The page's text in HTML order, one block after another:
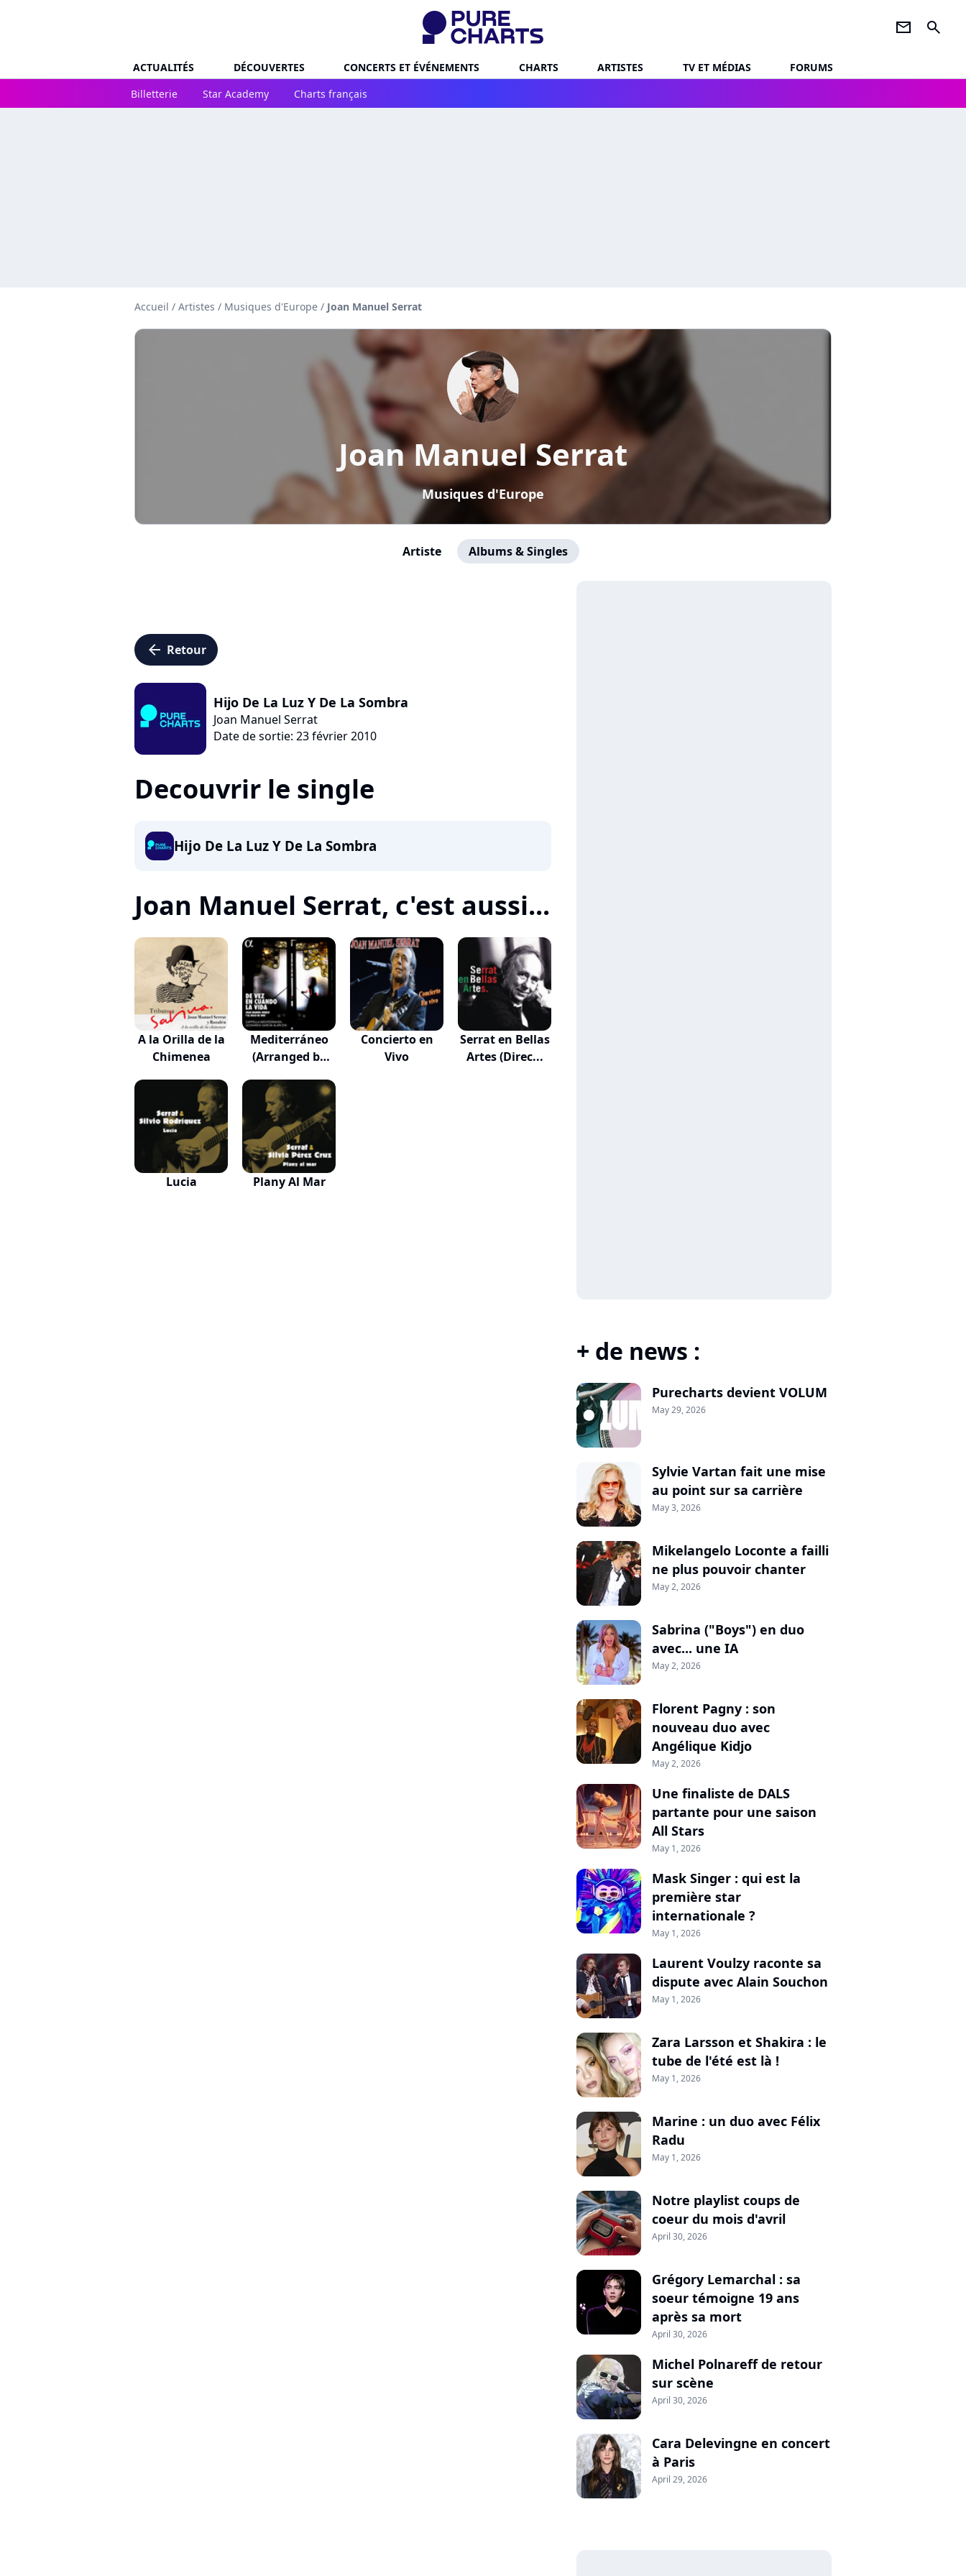
newsletter search
ACTUALITÉS DÉCOUVERTES CONCERTS ET ÉVÉNEMENTS CHARTS ARTISTES TV ET MÉDIAS
FORUMS
Billetterie
Star Academy Charts français
Accueil / Artistes / Musiques d'Europe / Joan Manuel Serrat
Joan Manuel Serrat
Musiques d'Europe
Artiste Albums & Singles
arrow_left Retour
Hijo De La Luz Y De La Sombra
Joan Manuel Serrat
Date de sortie: 23 février 2010
Decouvrir le single
Hijo De La Luz Y De La Sombra
Joan Manuel Serrat, c'est aussi...
A la Orilla de la
Chimenea
Mediterráneo
(Arranged by
Concierto en
Vivo
Serrat en Bellas
Artes (Direc...
Lucia Plany Al Mar
+ de news :
Purecharts devient VOLUM
May 29, 2026
Sylvie Vartan fait une mise
au point sur sa carrière
May 3, 2026
Mikelangelo Loconte a failli
ne plus pouvoir chanter
May 2, 2026
Sabrina ("Boys") en duo
avec... une IA
May 2, 2026
Florent Pagny : son
nouveau duo avec
Angélique Kidjo
May 2, 2026
Une finaliste de DALS
partante pour une saison
All Stars
May 1, 2026
Mask Singer : qui est la
première star
internationale ?
May 1, 2026
Laurent Voulzy raconte sa
dispute avec Alain Souchon
May 1, 2026
Zara Larsson et Shakira : le
tube de l'été est là !
May 1, 2026
Marine : un duo avec Félix
Radu
May 1, 2026
Notre playlist coups de
coeur du mois d'avril
April 30, 2026
Grégory Lemarchal : sa
soeur témoigne 19 ans
après sa mort
April 30, 2026
Michel Polnareff de retour
sur scène
April 30, 2026
Cara Delevingne en concert
à Paris
April 29, 2026